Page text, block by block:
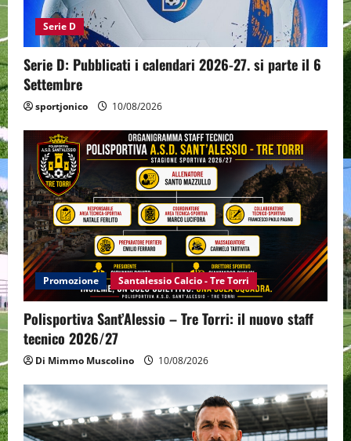
Serie D
Serie D: Pubblicati i calendari 2026-27. si parte il 6
Settembre
sportjonico 10/08/2026
Promozione Santalessio Calcio - Tre Torri
Polisportiva Sant’Alessio – Tre Torri: il nuovo staff
tecnico 2026/27
Di Mimmo Muscolino 10/08/2026